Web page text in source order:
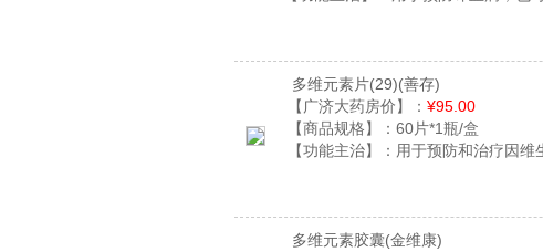
多维元素片(29)(善存)
【广济大药房价】： ¥95.00
【商品规格】： 60片*1瓶/盒
【功能主治】： 用于预防和治疗因维
多维元素胶囊(金维康)